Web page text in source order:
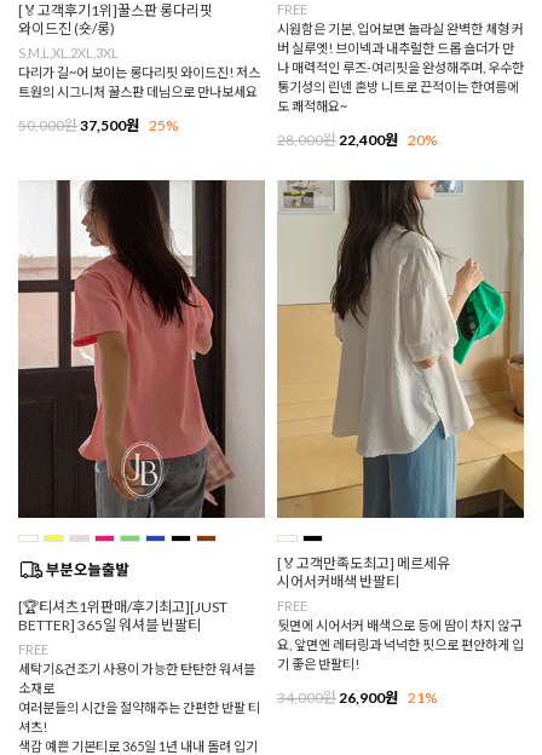
[🏅고객후기1위]꿀스판 롱다리핏
와이드진 (숏/롱)
S,M,L,XL,2XL,3XL
다리가 길~어 보이는 롱다리핏 와이드진! 저스
트원의 시그니처 꿀스판 데님으로 만나보세요
50,000원37,500원 25%
FREE
시원함은 기본, 입어보면 놀라실 완벽한 체형 커
버 실루엣! 브이넥과 내추럴한 드롭 숄더가 만
나 매력적인 루즈-여리핏을 완성해주며, 우수한
통기성의 린넨 혼방 니트로 끈적이는 한여름에
도 쾌적해요~
28,000원22,400원 20%
[🏆티셔츠1위판매/후기최고][JUST
BETTER] 365일 워셔블 반팔티
FREE
세탁기&건조기 사용이 가능한 탄탄한 워셔블
소재로
여러분들의 시간을 절약해주는 간편한 반팔 티
셔츠!
색감 예쁜 기본티로 365일 1년 내내 돌려 입기
[🏅고객만족도최고] 메르세유
시어서커배색 반팔티
FREE
뒷면에 시어서커 배색으로 등에 땀이 차지 않구
요, 앞면엔 레터링과 넉넉한 핏으로 편안하게 입
기 좋은 반팔티!
34,000원26,900원 21%